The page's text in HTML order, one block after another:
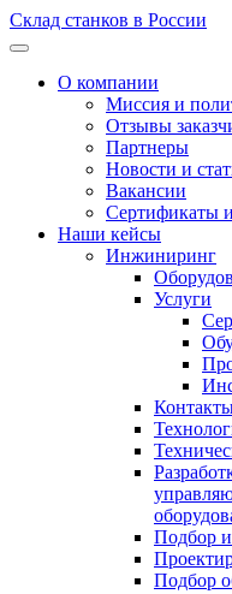
Склад станков в России
О компании
Миссия и
Отзывы
Партнеры
Новости и
Вакансии
Сертификаты
Наши кейсы
Инжиниринг
Услуги
Подбор
Подбор